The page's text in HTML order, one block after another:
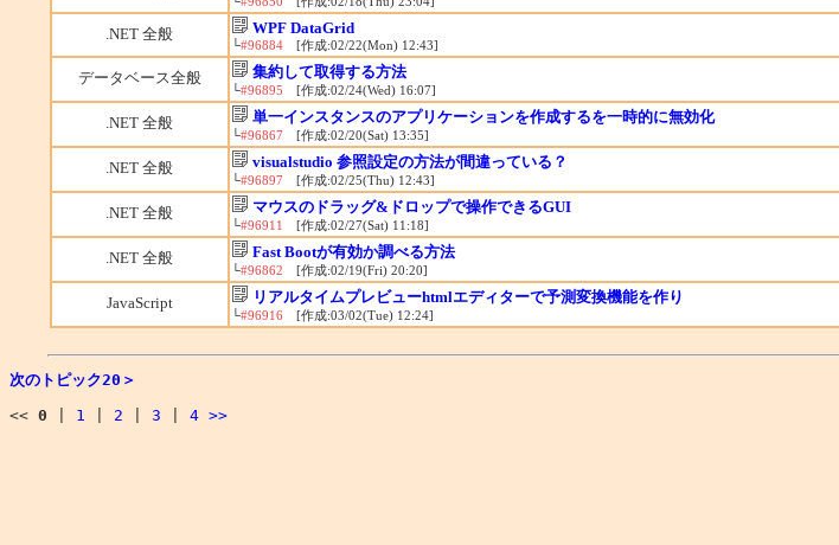
.NET 全般 WPF DataGrid
└#96884[作成:02/22(Mon) 12:43]
データベース全般 集約して取得する方法
└#96895 [作成:02/24(Wed) 16:07]
.NET 全般 単一インスタンスのアプリケーションを作成するを一時的に無効化
└#96867 [作成:02/20(Sat) 13:35]
.NET 全般 visualstudio 参照設定の方法が間違っている？
└#96897 [作成:02/25(Thu) 12:43]
.NET 全般 マウスのドラッグ&ドロップで操作できるGUI
└#96911 [作成:02/27(Sat) 11:18]
.NET 全般 Fast Bootが有効か調べる方法
└#96862 [作成:02/19(Fri) 20:20]
JavaScript リアルタイムプレビューhtmlエディターで予測変換機能を作り
└#96916[作成:03/02(Tue) 12:24]
次のトピック20＞
<< 0 1 2 3 4 >>